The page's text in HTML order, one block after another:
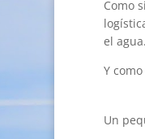
Como
el agua.
Y
Un